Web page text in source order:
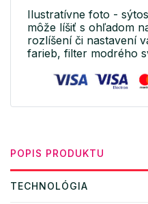
Ilustratívne foto -
môže líšiť s ohľadom
rozlíšení či nastavení
farieb, filter modrého
POPIS PRODUKTU
TECHNOLÓGIA